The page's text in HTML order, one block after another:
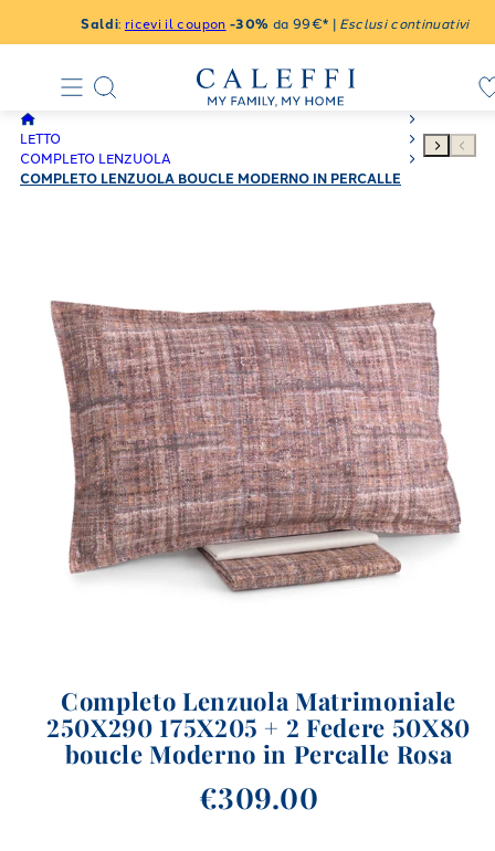
Saldi: ricevi il coupon -30% da 99€* | Esclusi continuativi
LETTO
COMPLETO LENZUOLA
COMPLETO LENZUOLA BOUCLE MODERNO IN PERCALLE
Completo Lenzuola Matrimoniale
250X290 175X205 + 2 Federe 50X80
boucle Moderno in Percalle Rosa
€309.00